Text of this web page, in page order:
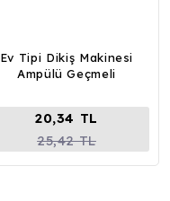
Ev Tipi Dikiş Makinesi
Ampülü Geçmeli
20,34 TL
25,42 TL